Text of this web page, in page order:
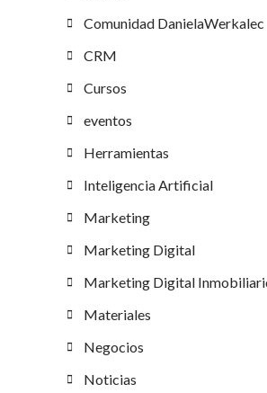
Comunidad DanielaWerkalec
CRM
Cursos
eventos
Herramientas
Inteligencia Artificial
Marketing
Marketing Digital
Marketing Digital
Materiales
Negocios
Noticias